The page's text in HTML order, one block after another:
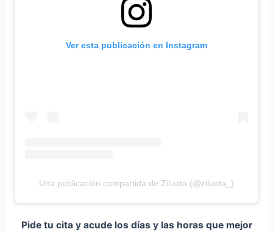
Ver esta publicación en Instagram
Una publicación compartida de Zilueta (@zilueta_)
Pide tu cita y acude los días y las horas que mejor